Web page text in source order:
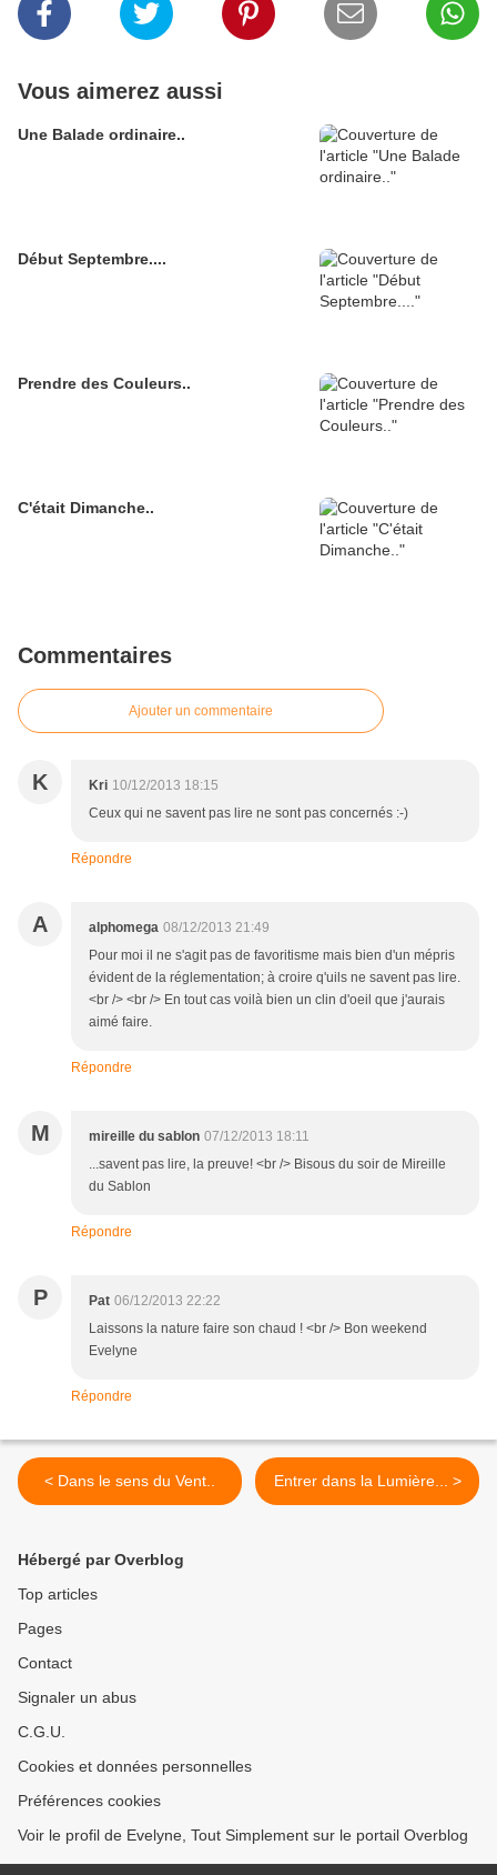
Vous aimerez aussi
Une Balade ordinaire..
Début Septembre....
Prendre des Couleurs..
C'était Dimanche..
Commentaires
Ajouter un commentaire
K Kri 10/12/2013 18:15
Ceux qui ne savent pas lire ne sont pas concernés :-)
Répondre
A alphomega 08/12/2013 21:49
Pour moi il ne s'agit pas de favoritisme mais bien d'un mépris
évident de la réglementation; à croire q'uils ne savent pas lire.
<br /> <br /> En tout cas voilà bien un clin d'oeil que j'aurais
aimé faire.
Répondre
M mireille du sablon 07/12/2013 18:11
...savent pas lire, la preuve! <br /> Bisous du soir de Mireille
du Sablon
Répondre
P Pat 06/12/2013 22:22
Laissons la nature faire son chaud ! <br /> Bon weekend
Evelyne
Répondre
< Dans le sens du Vent.. Entrer dans la Lumière... >
Hébergé par Overblog
Top articles
Pages
Contact
Signaler un abus
C.G.U.
Cookies et données personnelles
Préférences cookies
Voir le profil de Evelyne, Tout Simplement sur le portail Overblog